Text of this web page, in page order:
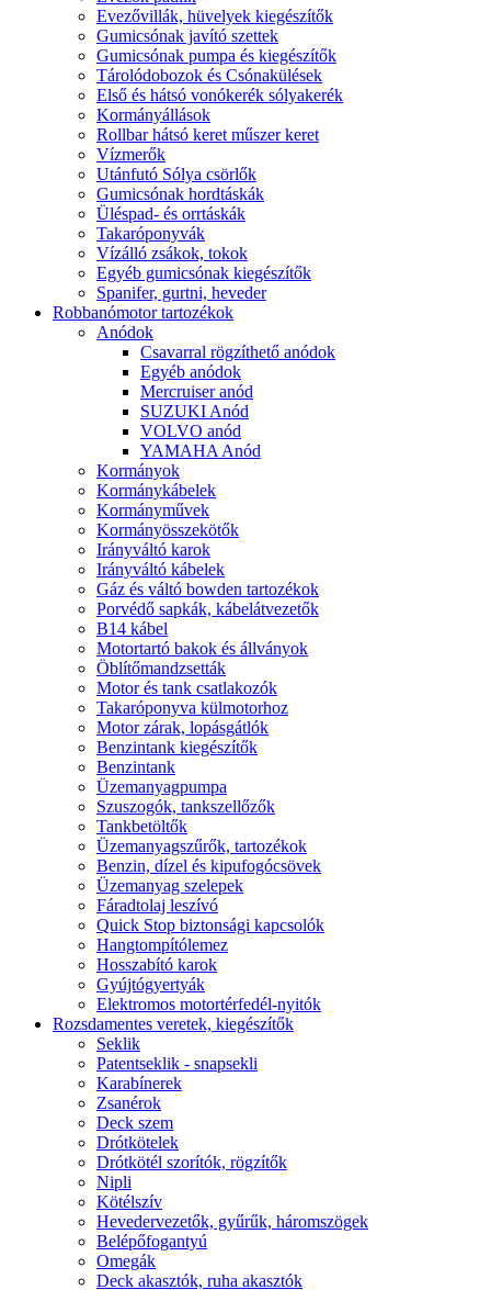
Evezővillák, hüvelyek kiegészítők
Gumicsónak javító szettek
Gumicsónak pumpa és kiegészítők
Tárolódobozok és Csónakülések
Első és hátsó vonókerék sólyakerék
Kormányállások
Rollbar hátsó keret műszer keret
Vízmerők
Utánfutó Sólya csörlők
Gumicsónak hordtáskák
Üléspad- és orrtáskák
Takaróponyvák
Vízálló zsákok, tokok
Egyéb gumicsónak kiegészítők
Spanifer, gurtni, heveder
Robbanómotor tartozékok
Anódok
Csavarral rögzíthető anódok
Egyéb anódok
Mercruiser anód
SUZUKI Anód
VOLVO anód
YAMAHA Anód
Kormányok
Kormánykábelek
Kormányművek
Kormányösszekötők
Irányváltó karok
Irányváltó kábelek
Gáz és váltó bowden tartozékok
Porvédő sapkák, kábelátvezetők
B14 kábel
Motortartó bakok és állványok
Öblítőmandzsetták
Motor és tank csatlakozók
Takaróponyva külmotorhoz
Motor zárak, lopásgátlók
Benzintank kiegészítők
Benzintank
Üzemanyagpumpa
Szuszogók, tankszellőzők
Tankbetöltők
Üzemanyagszűrők, tartozékok
Benzin, dízel és kipufogócsövek
Üzemanyag szelepek
Fáradtolaj leszívó
Quick Stop biztonsági kapcsolók
Hangtompítólemez
Hosszabító karok
Gyújtógyertyák
Elektromos motortérfedél-nyitók
Rozsdamentes veretek, kiegészítők
Seklik
Patentseklik - snapsekli
Karabínerek
Zsanérok
Deck szem
Drótkötelek
Drótkötél szorítók, rögzítők
Nipli
Kötélszív
Hevedervezetők, gyűrűk, háromszögek
Belépőfogantyú
Omegák
Deck akasztók, ruha akasztók